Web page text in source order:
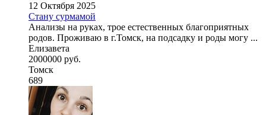
12 Октября 2025
Стану сурмамой
Анализы на руках, трое естественных благоприятных
родов. Проживаю в г.Томск, на подсадку и роды могу ...
Елизавета
2000000 руб.
Томск
689